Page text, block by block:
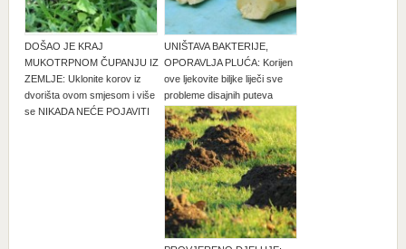
DOŠAO JE KRAJ
MUKOTRPNOM ČUPANJU IZ
ZEMLJE: Uklonite korov iz
dvorišta ovom smjesom i više
se NIKADA NEĆE POJAVITI
UNIŠTAVA BAKTERIJE,
OPORAVLJA PLUĆA: Korijen
ove ljekovite biljke liječi sve
probleme disajnih puteva